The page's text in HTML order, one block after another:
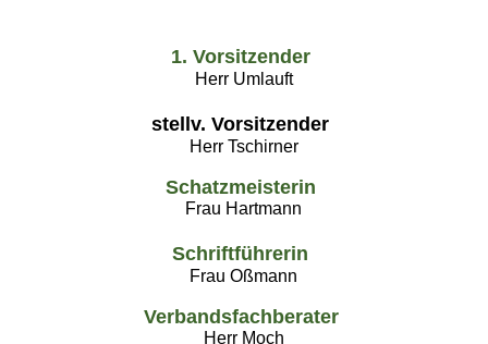
1. Vorsitzender
Herr Umlauft
stellv. Vorsitzender
Herr Tschirner
Schatzmeisterin
Frau Hartmann
Schriftführerin
Frau Oßmann
Verbandsfachberater
Herr Moch